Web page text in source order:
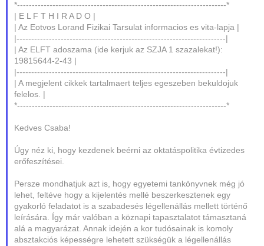
*-----------------------------------------------------------------------*
| E L F T H I R A D O |
| Az Eotvos Lorand Fizikai Tarsulat informacios es vita-lapja |
|-----------------------------------------------------------------------|
| Az ELFT adoszama (ide kerjuk az SZJA 1 szazalekat!):
19815644-2-43 |
|-----------------------------------------------------------------------|
| A megjelent cikkek tartalmaert teljes egeszeben bekuldojuk
felelos. |
*-----------------------------------------------------------------------*
Kedves Csaba!
Úgy néz ki, hogy kezdenek beérni az oktatáspolitika évtizedes
erőfeszítései.
Persze mondhatjuk azt is, hogy egyetemi tankönyvnek még jó
lehet, feltéve hogy a kijelentés mellé beszerkesztenek egy
gyakorló feladatot is a szabadesés légellenállás mellett történő
leírására. Így már valóban a köznapi tapasztalatot támasztaná
alá a magyarázat. Annak idején a kor tudósainak is komoly
absztakciós képességre lehetett szükségük a légellenállás